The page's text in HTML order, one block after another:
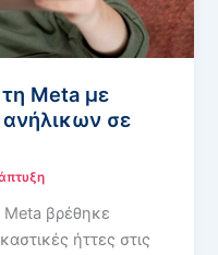
Meta με
ανήλικων σε
βρέθηκε
ήττες στις